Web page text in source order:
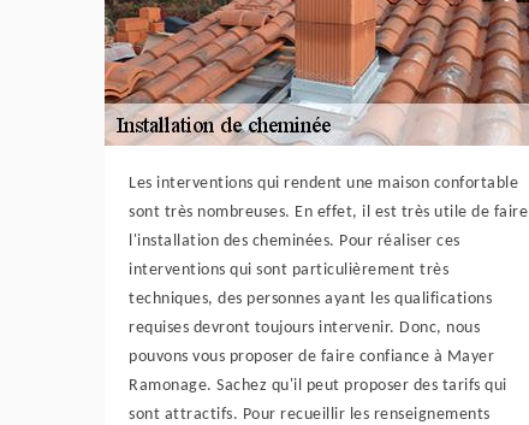
Les interventions qui rendent une maison confortable
sont très nombreuses. En effet, il est très utile de faire
l'installation des cheminées. Pour réaliser ces
interventions qui sont particulièrement très
techniques, des personnes ayant les qualifications
requises devront toujours intervenir. Donc, nous
pouvons vous proposer de faire confiance à Mayer
Ramonage. Sachez qu'il peut proposer des tarifs qui
sont attractifs. Pour recueillir les renseignements